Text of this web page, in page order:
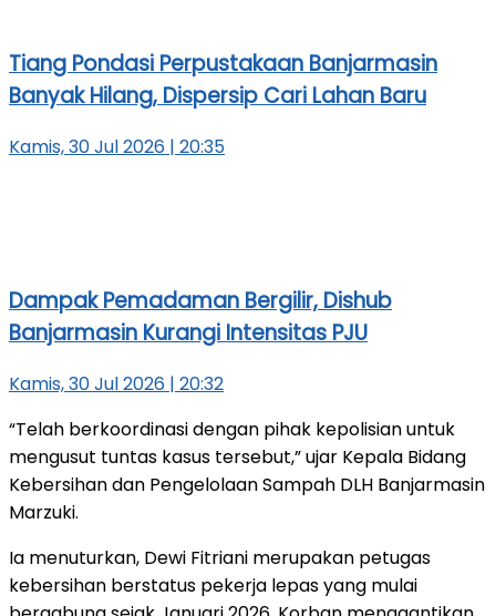
Tiang Pondasi Perpustakaan Banjarmasin
Banyak Hilang, Dispersip Cari Lahan Baru
Kamis, 30 Jul 2026 | 20:35
Dampak Pemadaman Bergilir, Dishub
Banjarmasin Kurangi Intensitas PJU
Kamis, 30 Jul 2026 | 20:32
“Telah berkoordinasi dengan pihak kepolisian untuk
mengusut tuntas kasus tersebut,” ujar Kepala Bidang
Kebersihan dan Pengelolaan Sampah DLH Banjarmasin
Marzuki.
Ia menuturkan, Dewi Fitriani merupakan petugas
kebersihan berstatus pekerja lepas yang mulai